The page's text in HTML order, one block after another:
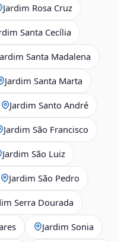
Jardim Rosa Cruz
Santa Cecília
Santa Madalena
Jardim Santa Marta
Jardim Santo André
Jardim São Francisco
Jardim São Luiz
Jardim São Pedro
Serra Dourada
Jardim Sonia